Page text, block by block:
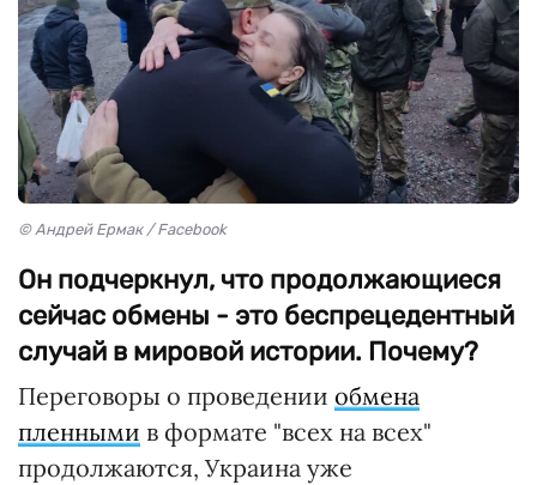
© Андрей Ермак / Facebook
Он подчеркнул, что продолжающиеся
сейчас обмены - это беспрецедентный
случай в мировой истории. Почему?
Переговоры о проведении обмена
пленными в формате "всех на всех"
продолжаются, Украина уже